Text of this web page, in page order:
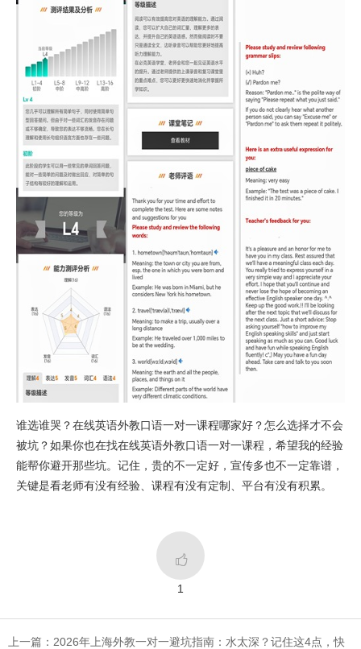
谁选谁哭？在线英语外教口语一对一课程哪家好？怎么选择才不会
被坑？如果你也在找在线英语外教口语一对一课程，希望我的经验
能帮你避开那些坑。记住，贵的不一定好，宣传多也不一定靠谱，
关键是看老师有没有经验、课程有没有定制、平台有没有积累。

1
上一篇：2026年上海外教一对一避坑指南：水太深？记住这4点，快